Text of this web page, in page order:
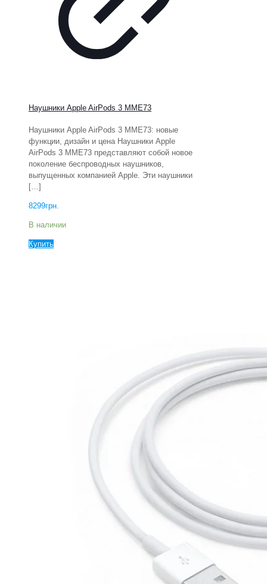
Наушники Apple AirPods 3 MME73
Наушники Apple AirPods 3 MME73: новые
функции, дизайн и цена Наушники Apple
AirPods 3 MME73 представляют собой новое
поколение беспроводных наушников,
выпущенных компанией Apple. Эти наушники
[…]
8299грн.
В наличии
Купить